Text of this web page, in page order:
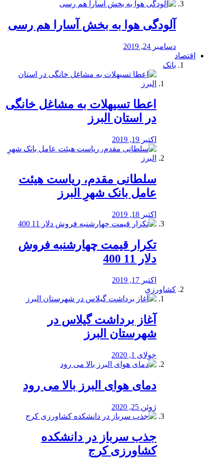
آلودگی هوا به بخش آسارا هم رسی
دسامبر 24, 2019
اقتصاد
بانک
️اعطا تسیهلات به مشاغل خانگی
در استان البرز
اکتبر 19, 2019
سلطانی مقدم، ریاست هیئت
عامل بانک شهرِ البرز
اکتبر 18, 2019
تکرار قیمت چهارشنبه فروش
دلار 11 400
اکتبر 17, 2019
کشاورزی
آغاز برداشت گیلاس در
شهرستان البرز
جولای 1, 2020
دمای هوای البرز بالا می رود
ژوئن 25, 2020
جذب سرباز در دانشکده
کشاورزی کرج